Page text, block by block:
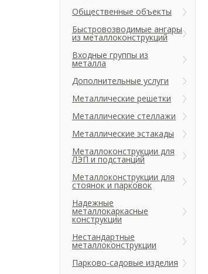
Общественные объекты
Быстровозводимые ангары
из металлоконструкций
Входные группы из
металла
Дополнительные услуги
Металлические решетки
Металлические стеллажи
Металлические эстакады
Металлоконструкции для
ЛЭП и подстанций
Металлоконструкции для
стоянок и парковок
Надежные
металлокаркасные
конструкции
Нестандартные
металлоконструкции
Парково-садовые изделия